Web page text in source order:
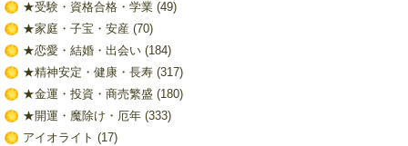
★受験・資格合格・学業(49)
★家庭・子宝・安産(70)
★恋愛・結婚・出会い(184)
★精神安定・健康・長寿(317)
★金運・投資・商売繁盛 (180)
★開運・魔除け・厄年(333)
アイオライト (17)